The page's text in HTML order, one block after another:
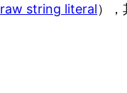
raw string literal）